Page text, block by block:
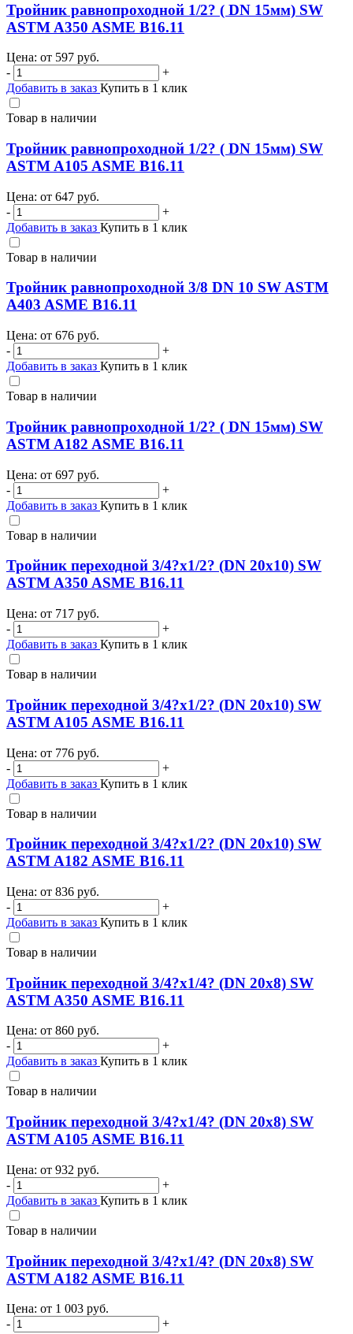
Тройник равнопроходной 1/2? ( DN 15мм) SW
ASTM A350 ASME B16.11
Цена: от 597 руб.
-
+
Добавить в заказ Купить в 1 клик
Товар в наличии
Тройник равнопроходной 1/2? ( DN 15мм) SW
ASTM A105 ASME B16.11
Цена: от 647 руб.
-
+
Добавить в заказ Купить в 1 клик
Товар в наличии
Тройник равнопроходной 3/8 DN 10 SW ASTM
A403 ASME B16.11
Цена: от 676 руб.
-
+
Добавить в заказ Купить в 1 клик
Товар в наличии
Тройник равнопроходной 1/2? ( DN 15мм) SW
ASTM A182 ASME B16.11
Цена: от 697 руб.
-
+
Добавить в заказ Купить в 1 клик
Товар в наличии
Тройник переходной 3/4?х1/2? (DN 20х10) SW
ASTM A350 ASME B16.11
Цена: от 717 руб.
-
+
Добавить в заказ Купить в 1 клик
Товар в наличии
Тройник переходной 3/4?х1/2? (DN 20х10) SW
ASTM A105 ASME B16.11
Цена: от 776 руб.
-
+
Добавить в заказ Купить в 1 клик
Товар в наличии
Тройник переходной 3/4?х1/2? (DN 20х10) SW
ASTM A182 ASME B16.11
Цена: от 836 руб.
-
+
Добавить в заказ Купить в 1 клик
Товар в наличии
Тройник переходной 3/4?х1/4? (DN 20х8) SW
ASTM A350 ASME B16.11
Цена: от 860 руб.
-
+
Добавить в заказ Купить в 1 клик
Товар в наличии
Тройник переходной 3/4?х1/4? (DN 20х8) SW
ASTM A105 ASME B16.11
Цена: от 932 руб.
-
+
Добавить в заказ Купить в 1 клик
Товар в наличии
Тройник переходной 3/4?х1/4? (DN 20х8) SW
ASTM A182 ASME B16.11
Цена: от 1 003 руб.
-
+